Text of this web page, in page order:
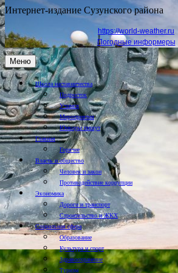
Интернет-издание Сузунского района
https://world-weather.ru
Погодные информеры
Меню
Школа наставничества
Подросток
Учимся
Мероприятия
Юнкоры пишут
Главная
Горячее
Власть и общество
Человек и закон
Противодействие коррупции
Экономика
Дороги и транспорт
Строительство и ЖКХ
Социальная сфера
Образование
Культура и спорт
Здравоохранение
Туризм